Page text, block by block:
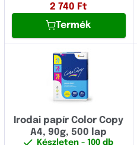
2 740 Ft
Termék
Irodai papír Color Copy
A4, 90g, 500 lap
Készleten- 100 db